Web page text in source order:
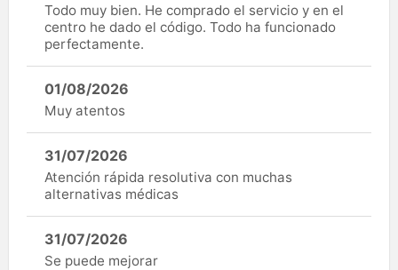
Todo muy bien. He comprado el servicio y en el
centro he dado el código. Todo ha funcionado
perfectamente.
01/08/2026
Muy atentos
31/07/2026
Atención rápida resolutiva con muchas
alternativas médicas
31/07/2026
Se puede mejorar